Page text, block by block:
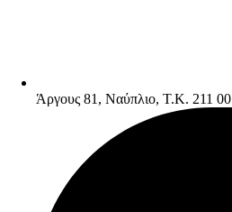
Άργους 81, Ναύπλιο, Τ.Κ. 211 00